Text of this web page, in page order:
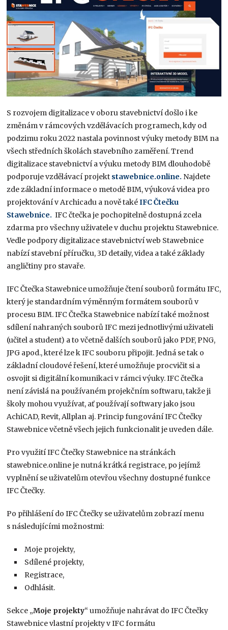
S rozvojem digitalizace v oboru stavebnictví došlo i ke
změnám v rámcových vzdělávacích programech, kdy od
podzimu roku 2022 nastala povinnost výuky metody BIM na
všech středních školách stavebního zaměření. Trend
digitalizace stavebnictví a výuku metody BIM dlouhodobě
podporuje vzdělávací projekt stawebnice.online. Najdete
zde základní informace o metodě BIM, výuková videa pro
projektování v Archicadu a nově takéIFC Čtečku
Stawebnice. IFC čtečka je pochopitelně dostupná zcela
zdarma pro všechny uživatele v duchu projektu Stawebnice.
Vedle podpory digitalizace stavebnictví web Stawebnice
nabízí stavební příručku, 3D detaily, videa a také základy
angličtiny pro stavaře.
IFC Čtečka Stawebnice umožňuje čtení souborů formátu IFC,
který je standardním výměnným formátem souborů v
procesu BIM. IFC Čtečka Stawebnice nabízí také možnost
sdílení nahraných souborů IFC mezi jednotlivými uživateli
(učitel a student) a to včetně dalších souborů jako PDF, PNG,
JPG apod., které lze k IFC souboru připojit. Jedná se tak o
základní cloudové řešení, které umožňuje procvičit si a
osvojit si digitální komunikaci v rámci výuky. IFC čtečka
není závislá na používaném projekčním softwaru, takže ji
školy mohou využívat, ať používají softwary jako jsou
AchiCAD, Revit, Allplan aj. Princip fungování IFC Čtečky
Stawebnice včetně všech jejich funkcionalit je uveden dále.
Pro využití IFC Čtečky Stawebnice na stránkách
stawebnice.online je nutná krátká registrace, po jejímž
vyplnění se uživatelům otevřou všechny dostupné funkce
IFC Čtečky.
Po přihlášení do IFC Čtečky se uživatelům zobrazí menu
s následujícími možnostmi:
Moje projekty,
Sdílené projekty,
Registrace,
Odhlásit.
Sekce „Moje projekty“ umožňuje nahrávat do IFC Čtečky
Stawebnice vlastní projekty v IFC formátu